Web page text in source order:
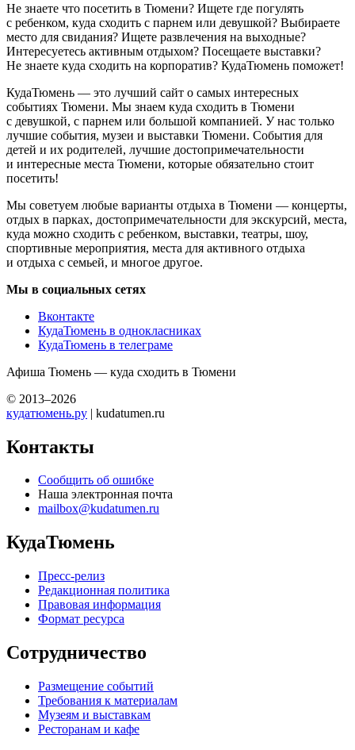
Не знаете что посетить в Тюмени? Ищете где погулять
с ребенком, куда сходить с парнем или девушкой? Выбираете
место для свидания? Ищете развлечения на выходные?
Интересуетесь активным отдыхом? Посещаете выставки?
Не знаете куда сходить на корпоратив? КудаТюмень поможет!
КудаТюмень — это лучший сайт о самых интересных
событиях Тюмени. Мы знаем куда сходить в Тюмени
с девушкой, с парнем или большой компанией. У нас только
лучшие события, музеи и выставки Тюмени. События для
детей и их родителей, лучшие достопримечательности
и интересные места Тюмени, которые обязательно стоит
посетить!
Мы советуем любые варианты отдыха в Тюмени — концерты,
отдых в парках, достопримечательности для экскурсий, места,
куда можно сходить с ребенком, выставки, театры, шоу,
спортивные мероприятия, места для активного отдыха
и отдыха с семьей, и многое другое.
Мы в социальных сетях
Вконтакте
КудаТюмень в однокласниках
КудаТюмень в телеграме
Афиша Тюмень — куда сходить в Тюмени
© 2013–2026
кудатюмень.ру | kudatumen.ru
Контакты
Сообщить об ошибке
Наша электронная почта
mailbox@kudatumen.ru
КудаТюмень
Пресс-релиз
Редакционная политика
Правовая информация
Формат ресурса
Сотрудничество
Размещение событий
Требования к материалам
Музеям и выставкам
Ресторанам и кафе